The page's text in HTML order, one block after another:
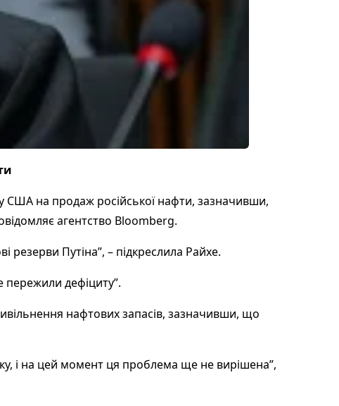
США на продаж російської нафти, зазначивши,
агентство Bloomberg.
Путіна”, – підкреслила Райхе.
пережили дефіциту”.
нафтових запасів, зазначивши, що
і на цей момент ця проблема ще не вирішена”,